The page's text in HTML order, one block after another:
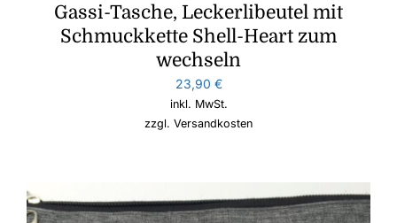
Gassi-Tasche, Leckerlibeutel mit
Schmuckkette Shell-Heart zum
wechseln
23,90 €
inkl. MwSt.
zzgl. Versandkosten